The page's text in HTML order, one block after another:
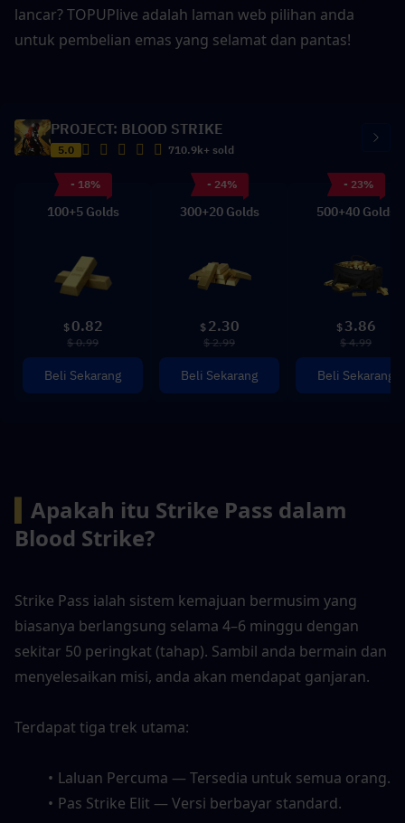
lancar? TOPUPlive adalah laman web pilihan anda
untuk pembelian emas yang selamat dan pantas!
PROJECT: BLOOD STRIKE
5.0 710.9k+ sold
- 18%
100+5 Golds
$ 0.82
$ 0.99
Beli Sekarang
- 24%
300+20 Golds
$ 2.30
$ 2.99
Beli Sekarang
- 23%
500+40 Golds
$ 3.86
$ 4.99
Beli Sekarang
Apakah itu Strike Pass dalam
Blood Strike?
Strike Pass ialah sistem kemajuan bermusim yang
biasanya berlangsung selama 4–6 minggu dengan
sekitar 50 peringkat (tahap). Sambil anda bermain dan
menyelesaikan misi, anda akan mendapat ganjaran.
Terdapat tiga trek utama:
Laluan Percuma — Tersedia untuk semua orang.
Pas Strike Elit — Versi berbayar standard.